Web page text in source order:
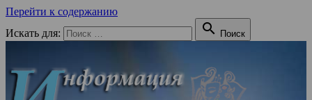
Перейти к содержанию
Искать для:
 Поиск